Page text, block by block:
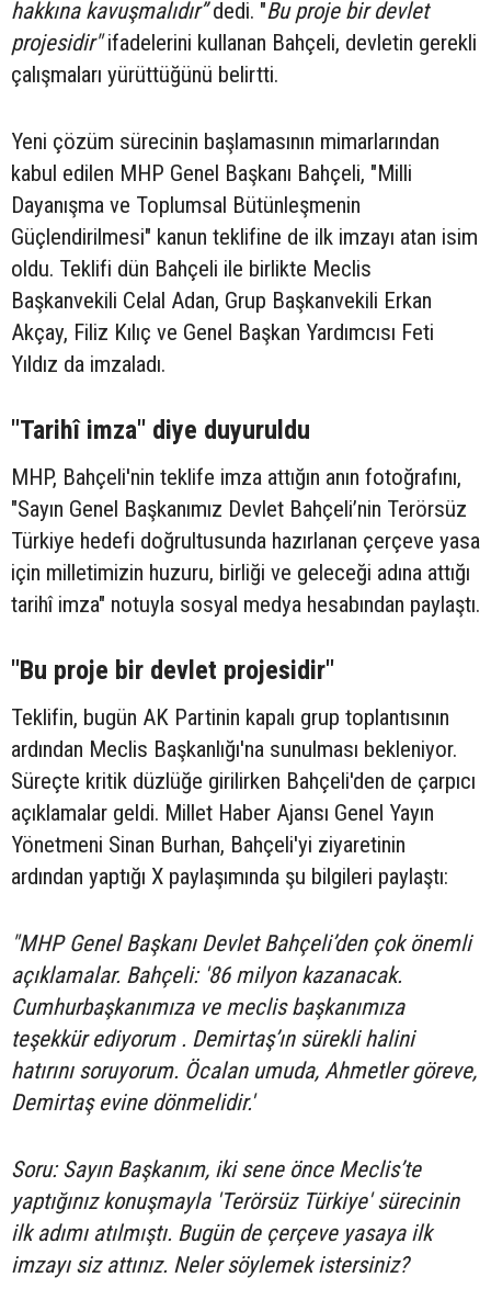
hakkına kavuşmalıdır”dedi. "Bu proje bir devlet
projesidir"ifadelerini kullanan Bahçeli, devletin gerekli
çalışmaları yürüttüğünü belirtti.
Yeni çözüm sürecinin başlamasının mimarlarından
kabul edilen MHP Genel Başkanı Bahçeli, "Milli
Dayanışma ve Toplumsal Bütünleşmenin
Güçlendirilmesi" kanun teklifine de ilk imzayı atan isim
oldu. Teklifi dün Bahçeli ile birlikte Meclis
Başkanvekili Celal Adan, Grup Başkanvekili Erkan
Akçay, Filiz Kılıç ve Genel Başkan Yardımcısı Feti
Yıldız da imzaladı.
"Tarihî imza" diye duyuruldu
MHP, Bahçeli'nin teklife imza attığın anın fotoğrafını,
"Sayın Genel Başkanımız Devlet Bahçeli’nin Terörsüz
Türkiye hedefi doğrultusunda hazırlanan çerçeve yasa
için milletimizin huzuru, birliği ve geleceği adına attığı
tarihî imza" notuyla sosyal medya hesabından paylaştı.
"Bu proje bir devlet projesidir"
Teklifin, bugün AK Partinin kapalı grup toplantısının
ardından Meclis Başkanlığı'na sunulması bekleniyor.
Süreçte kritik düzlüğe girilirken Bahçeli'den de çarpıcı
açıklamalar geldi. Millet Haber Ajansı Genel Yayın
Yönetmeni Sinan Burhan, Bahçeli'yi ziyaretinin
ardından yaptığı X paylaşımında şu bilgileri paylaştı:
"MHP Genel Başkanı Devlet Bahçeli’den çok önemli
açıklamalar. Bahçeli: '86 milyon kazanacak.
Cumhurbaşkanımıza ve meclis başkanımıza
teşekkür ediyorum . Demirtaş’ın sürekli halini
hatırını soruyorum. Öcalan umuda, Ahmetler göreve,
Demirtaş evine dönmelidir.'
Soru: Sayın Başkanım, iki sene önce Meclis’te
yaptığınız konuşmayla 'Terörsüz Türkiye' sürecinin
ilk adımı atılmıştı. Bugün de çerçeve yasaya ilk
imzayı siz attınız. Neler söylemek istersiniz?